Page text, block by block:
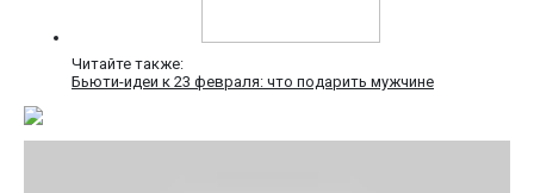
Читайте также:
Бьюти-идеи к 23 февраля: что подарить мужчине